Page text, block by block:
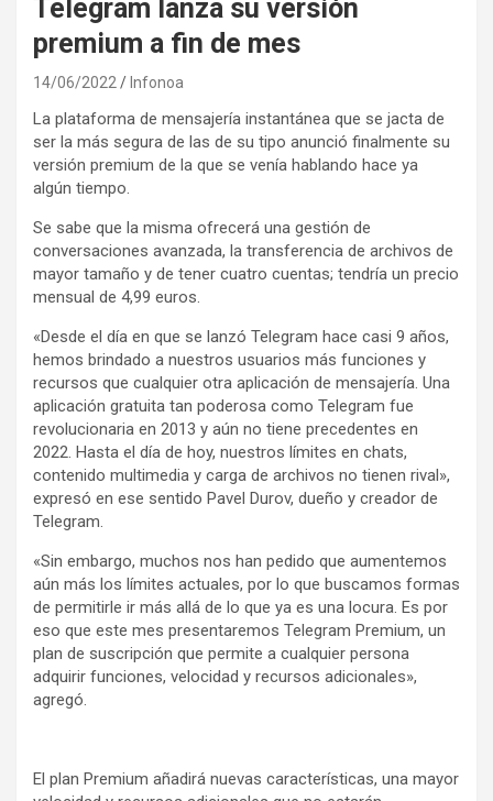
Telegram lanza su versión
premium a fin de mes
14/06/2022 Infonoa
La plataforma de mensajería instantánea que se jacta de
ser la más segura de las de su tipo anunció finalmente su
versión premium de la que se venía hablando hace ya
algún tiempo.
Se sabe que la misma ofrecerá una gestión de
conversaciones avanzada, la transferencia de archivos de
mayor tamaño y de tener cuatro cuentas; tendría un precio
mensual de 4,99 euros.
«Desde el día en que se lanzó Telegram hace casi 9 años,
hemos brindado a nuestros usuarios más funciones y
recursos que cualquier otra aplicación de mensajería. Una
aplicación gratuita tan poderosa como Telegram fue
revolucionaria en 2013 y aún no tiene precedentes en
2022. Hasta el día de hoy, nuestros límites en chats,
contenido multimedia y carga de archivos no tienen rival»,
expresó en ese sentido Pavel Durov, dueño y creador de
Telegram.
«Sin embargo, muchos nos han pedido que aumentemos
aún más los límites actuales, por lo que buscamos formas
de permitirle ir más allá de lo que ya es una locura. Es por
eso que este mes presentaremos Telegram Premium, un
plan de suscripción que permite a cualquier persona
adquirir funciones, velocidad y recursos adicionales»,
agregó.
El plan Premium añadirá nuevas características, una mayor